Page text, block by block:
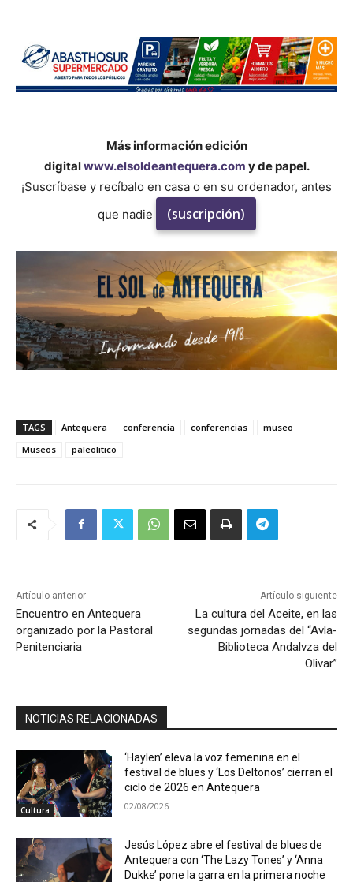
Más información edición
digitalwww.elsoldeantequera.com y de papel.
¡Suscríbase y recíbalo en casa o en su ordenador, antes
que nadie
(suscripción)
TAGS Antequera conferencia conferencias
museo
Museos
paleolitico
Artículo anterior
Encuentro en Antequera
organizado por la Pastoral
Penitenciaria
Artículo siguiente
La cultura del Aceite, en las
segundas jornadas del “Avla-
Biblioteca Andalvza del
Olivar”
NOTICIAS RELACIONADAS
Cultura
‘Haylen’ eleva la voz femenina en el
festival de blues y ‘Los Deltonos’ cierran el
ciclo de 2026 en Antequera
02/08/2026
Jesús López abre el festival de blues de
Antequera con ‘The Lazy Tones’ y ‘Anna
Dukke’ pone la garra en la primera noche